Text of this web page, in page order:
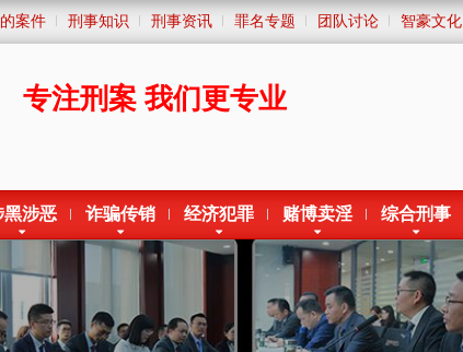
案件 刑事知识 刑事资讯 罪名专题 团队讨论 智豪文化
专注刑案 我们更专业
黑涉恶 诈骗传销 经济犯罪 赌博卖淫 综合刑事